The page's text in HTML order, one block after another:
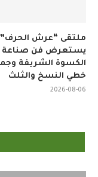
ملتقى “عرش الحرف”
يستعرض فن صناعة
الكسوة الشريفة
خطي النسخ والثلث
2026-08-06